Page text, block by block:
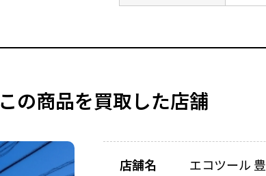
この商品を買取した店舗
店舗名 エコツール